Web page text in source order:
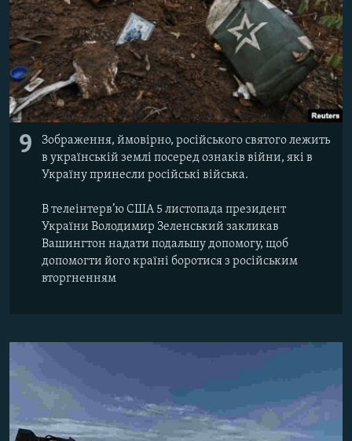
9
Зображення, ймовірно, російського святого лежить
в українській землі посеред ознаків війни, які в
Україну принесли російські війська.
В телеінтерв’ю США 5 листопада президент
України Володимир Зеленський закликав
Вашингтон надати подальшу допомогу, щоб
допомогти його країні боротися з російським
вторгненням